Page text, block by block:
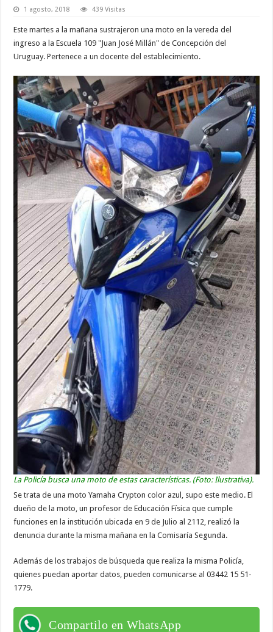
1 agosto, 2018 439 Visitas
Este martes a la mañana sustrajeron una moto en la vereda del
ingreso a la Escuela 109 "Juan José Millán" de Concepción del
Uruguay. Pertenece a un docente del establecimiento.
La Policía busca una moto de estas características. (Foto: Ilustrativa).
Se trata de una moto Yamaha Crypton color azul, supo este medio. El
dueño de la moto, un profesor de Educación Física que cumple
funciones en la institución ubicada en 9 de Julio al 2112, realizó la
denuncia durante la misma mañana en la Comisaría Segunda.
Además de los trabajos de búsqueda que realiza la misma Policía,
quienes puedan aportar datos, pueden comunicarse al 03442 15 51-
1779.
Compartilo en WhatsApp